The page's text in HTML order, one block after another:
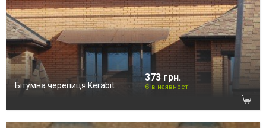
Бітумна черепиця Kerabit
373 грн.
Є в наявності